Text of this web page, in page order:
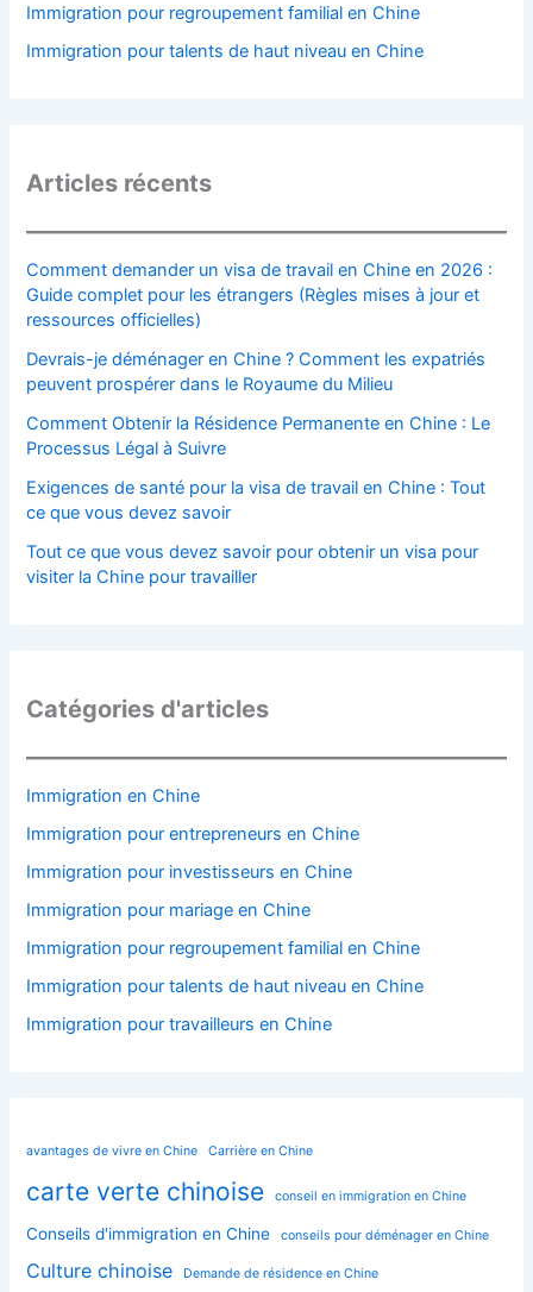
Immigration pour regroupement familial en Chine
Immigration pour talents de haut niveau en Chine
Articles récents
Comment demander un visa de travail en Chine en 2026 :
Guide complet pour les étrangers (Règles mises à jour et
ressources officielles)
Devrais-je déménager en Chine ? Comment les expatriés
peuvent prospérer dans le Royaume du Milieu
Comment Obtenir la Résidence Permanente en Chine : Le
Processus Légal à Suivre
Exigences de santé pour la visa de travail en Chine : Tout
ce que vous devez savoir
Tout ce que vous devez savoir pour obtenir un visa pour
visiter la Chine pour travailler
Catégories d'articles
Immigration en Chine
Immigration pour entrepreneurs en Chine
Immigration pour investisseurs en Chine
Immigration pour mariage en Chine
Immigration pour regroupement familial en Chine
Immigration pour talents de haut niveau en Chine
Immigration pour travailleurs en Chine
avantages de vivre en Chine Carrière en Chine
carte verte chinoise conseil en immigration en Chine
Conseils d'immigration en Chine conseils pour déménager en Chine
Culture chinoise Demande de résidence en Chine